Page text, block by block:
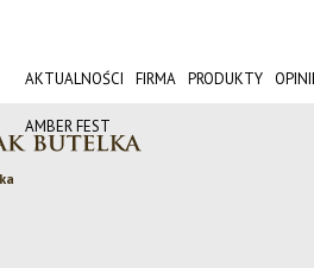
AKTUALNOŚCI FIRMA PRODUKTY
AMBER FEST